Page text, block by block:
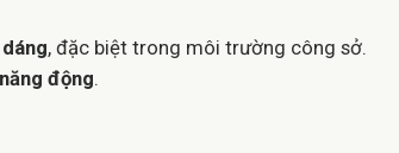
, đặc biệt trong môi trường công sở.
động.